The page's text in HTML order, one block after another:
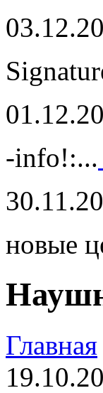
-info!:...
новые
Главная